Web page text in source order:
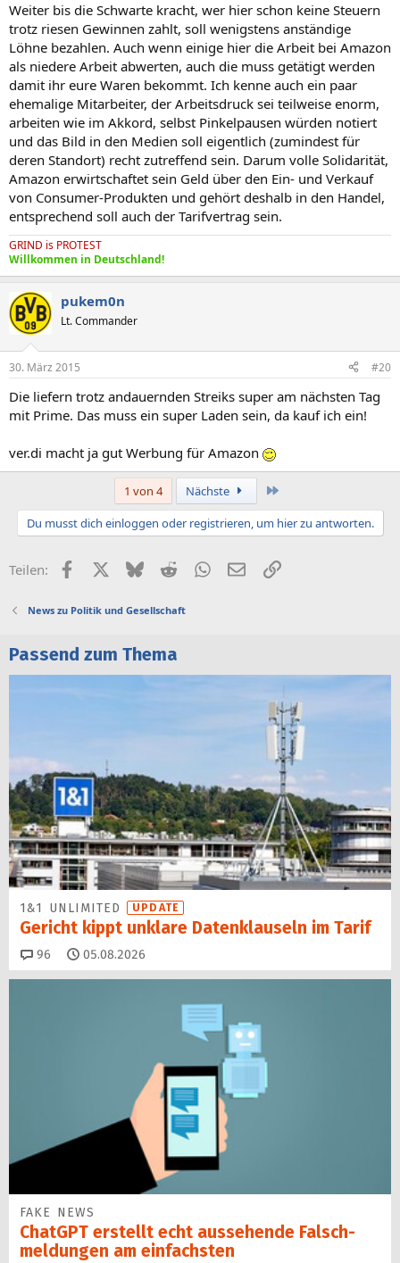
Weiter bis die Schwarte kracht, wer hier schon keine Steuern
trotz riesen Gewinnen zahlt, soll wenigstens anständige
Löhne bezahlen. Auch wenn einige hier die Arbeit bei Amazon
als niedere Arbeit abwerten, auch die muss getätigt werden
damit ihr eure Waren bekommt. Ich kenne auch ein paar
ehemalige Mitarbeiter, der Arbeitsdruck sei teilweise enorm,
arbeiten wie im Akkord, selbst Pinkelpausen würden notiert
und das Bild in den Medien soll eigentlich (zumindest für
deren Standort) recht zutreffend sein. Darum volle Solidarität,
Amazon erwirtschaftet sein Geld über den Ein- und Verkauf
von Consumer-Produkten und gehört deshalb in den Handel,
entsprechend soll auch der Tarifvertrag sein.
GRIND is PROTEST
Willkommen in Deutschland!
pukem0n
Lt. Commander
30. März 2015 #20
Die liefern trotz andauernden Streiks super am nächsten Tag
mit Prime. Das muss ein super Laden sein, da kauf ich ein!
ver.di macht ja gut Werbung für Amazon
1 von 4 Nächste
Du musst dich einloggen oder registrieren, um hier zu antworten.
Teilen: FacebookX (Twitter)
BlueskyRedditWhatsApp
E-MailLink
News zu Politik und Gesellschaft
Passend zum Thema
1&1 UNLIMITED UPDATE
Gericht kippt unklare Datenklauseln im Tarif
96 Kommentare
05.08.2026
FAKE NEWS
ChatGPT erstellt echt aussehende Falsch­
mel­dungen am einfachsten